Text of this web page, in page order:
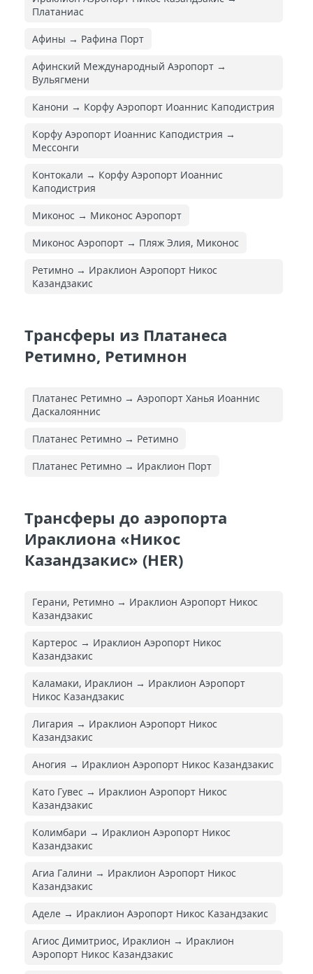
Платаниас
Афины → Рафина Порт
Афинский Международный Аэропорт →
Вульягмени
Канони → Корфу Аэропорт Иоаннис Каподистрия
Корфу Аэропорт Иоаннис Каподистрия →
Мессонги
Контокали → Корфу Аэропорт Иоаннис
Каподистрия
Миконос → Миконос Аэропорт
Миконос Аэропорт → Пляж Элия, Миконос
Ретимно → Ираклион Аэропорт Никос
Казандзакис
Трансферы из Платанеса
Ретимно, Ретимнон
Платанес Ретимно → Аэропорт Ханья Иоаннис
Даскалояннис
Платанес Ретимно → Ретимно
Платанес Ретимно → Ираклион Порт
Трансферы до аэропорта
Ираклиона «Никос
Казандзакис» (HER)
Герани, Ретимно → Ираклион Аэропорт Никос
Казандзакис
Картерос → Ираклион Аэропорт Никос
Казандзакис
Каламаки, Ираклион → Ираклион Аэропорт
Никос Казандзакис
Лигария → Ираклион Аэропорт Никос
Казандзакис
Аногия → Ираклион Аэропорт Никос Казандзакис
Като Гувес → Ираклион Аэропорт Никос
Казандзакис
Колимбари → Ираклион Аэропорт Никос
Казандзакис
Агиа Галини → Ираклион Аэропорт Никос
Казандзакис
Аделе → Ираклион Аэропорт Никос Казандзакис
Агиос Димитриос, Ираклион → Ираклион
Аэропорт Никос Казандзакис